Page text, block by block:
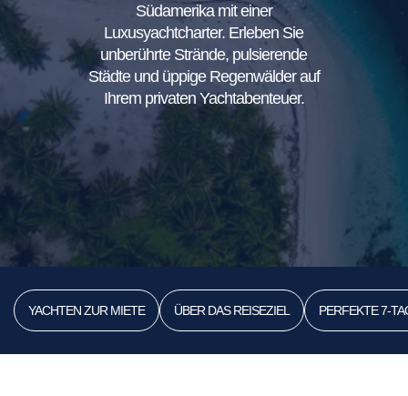
Südamerika mit einer
Luxusyachtcharter. Erleben Sie
unberührte Strände, pulsierende
Städte und üppige Regenwälder auf
Ihrem privaten Yachtabenteuer.
YACHTEN ZUR MIETE ÜBER DAS REISEZIEL PERFEKTE 7-